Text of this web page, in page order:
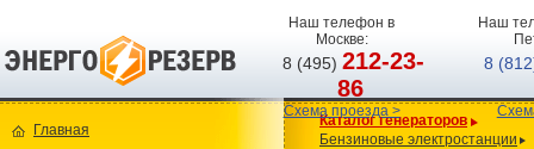
Наш телефон в
Москве:
8 (495)212-23-
86
Схема проезда >
Наш
8
Главная
Каталог генераторов
Бензиновые электростанции